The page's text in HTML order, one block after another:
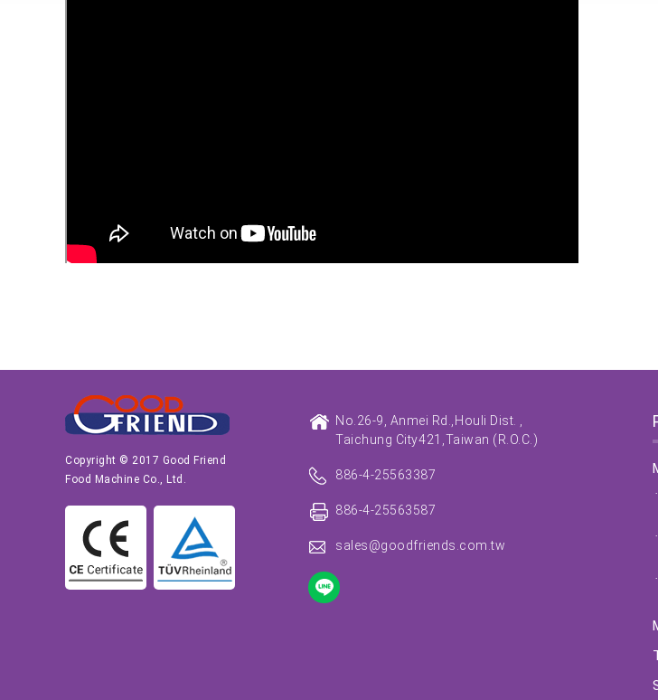
Copyright © 2017 Good Friend
Food Machine Co., Ltd.
No.26-9, Anmei Rd.,Houli Dist. ,
Taichung City421,Taiwan (R.O.C.)
886-4-25563387
886-4-25563587
sales@goodfriends.com.tw